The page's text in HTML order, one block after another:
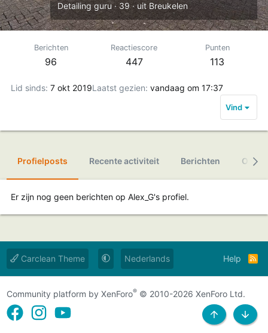
Detailing guru ·39· uit Breukelen
Berichten
96
Reactiescore
447
Punten
113
Lid sinds 7 okt 2019Laatst gezien vandaag om 17:37
Vind
Profielposts Recente activiteit Berichten Over
Er zijn nog geen berichten op Alex_G's profiel.
Carclean Theme Nederlands Help
R
s
Community platform by XenForo® © 2010-2026 XenForo Ltd.
NAAR BOVEN